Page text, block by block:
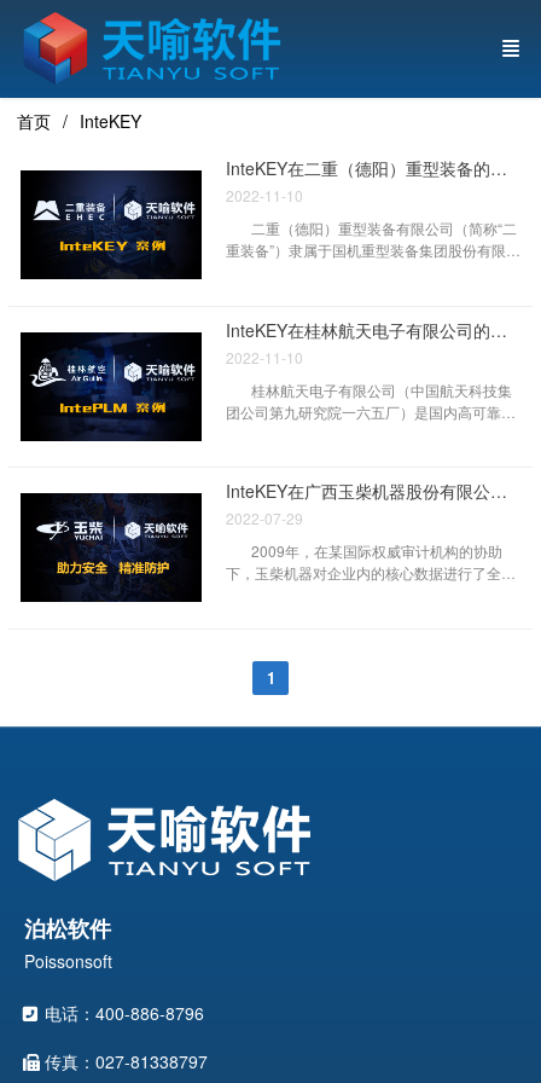
首页
InteKEY
InteKEY在二重（德阳）重型装备的成功应用案例
2022-11-10
二重（德阳）重型装备有限公司（简称“二
重装备”）隶属于国机重型装备集团股份有限公
中发挥着战略性、基础性重要作用。二重装备
是世界重大技术装备领域少数具备极限制造能
力的企业，是中国唯一能够提供“三峡级”70万
千瓦水电机组全套铸锻件和批量生产百万千瓦
级超超临界火电机组关键成套铸锻件的顶尖供
InteKEY在桂林航天电子有限公司的成功应用案例
2022-11-10
桂林航天电子有限公司（中国航天科技集
团公司第九研究院一六五厂）是国内高可靠机
继电器、固体继电器、延时继电器、特种继电
器、微波继电器）、电连接器、特种开关、功
能控制组件等产品，产品广泛配套服务于航
天、航空、兵器、船舶、电子及工业自动控制
等领域，为我国的航天和国防事业发展做出了
InteKEY在广西玉柴机器股份有限公司的应用案例
2022-07-29
2009年，在某国际权威审计机构的协助
下，玉柴机器对企业内的核心数据进行了全面
是将发动机行业复杂软件环境的适用程度、各
种业务管理系统的涉密应用集成程度、厂商的
年，玉柴机器“数据防扩散工具项目”的招标和
颖而出。同年7月，玉柴数据防扩散工具项目
小组成立，玉柴数据防扩散工具项目正式展开
实施。
1
泊松软件
Poissonsoft
电话：400-886-8796
传真：027-81338797